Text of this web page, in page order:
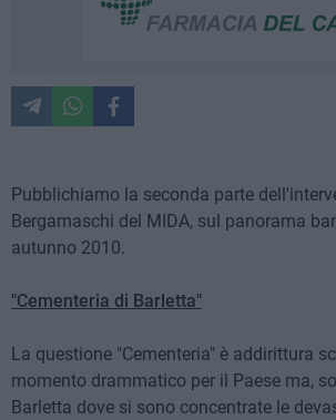
Pubblichiamo la seconda parte
Bergamaschi del MIDA, sul panorama
autunno 2010.
"Cementeria di Barletta"
La questione "Cementeria" è addirittura
momento drammatico per il Paese ma,
Barletta dove si sono concentrate le